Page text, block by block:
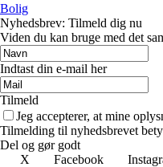
Bolig
Nyhedsbrev: Tilmeld dig nu
Viden du kan bruge med det
Indtast din e-mail her
Tilmeld
Jeg accepterer, at mine
Tilmelding til nyhedsbrevet
Del og gør godt
X
Facebook